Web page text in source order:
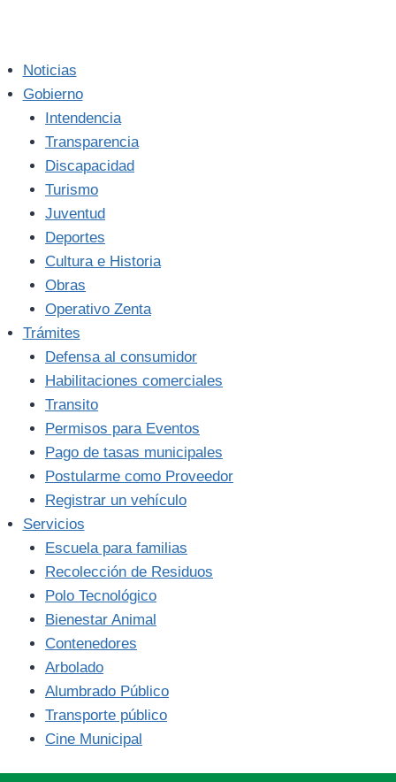
Noticias
Gobierno
Intendencia
Transparencia
Discapacidad
Turismo
Juventud
Deportes
Cultura e Historia
Obras
Operativo Zenta
Trámites
Defensa al consumidor
Habilitaciones comerciales
Transito
Permisos para Eventos
Pago de tasas municipales
Postularme como Proveedor
Registrar un vehículo
Servicios
Escuela para familias
Recolección de Residuos
Polo Tecnológico
Bienestar Animal
Contenedores
Arbolado
Alumbrado Público
Transporte público
Cine Municipal